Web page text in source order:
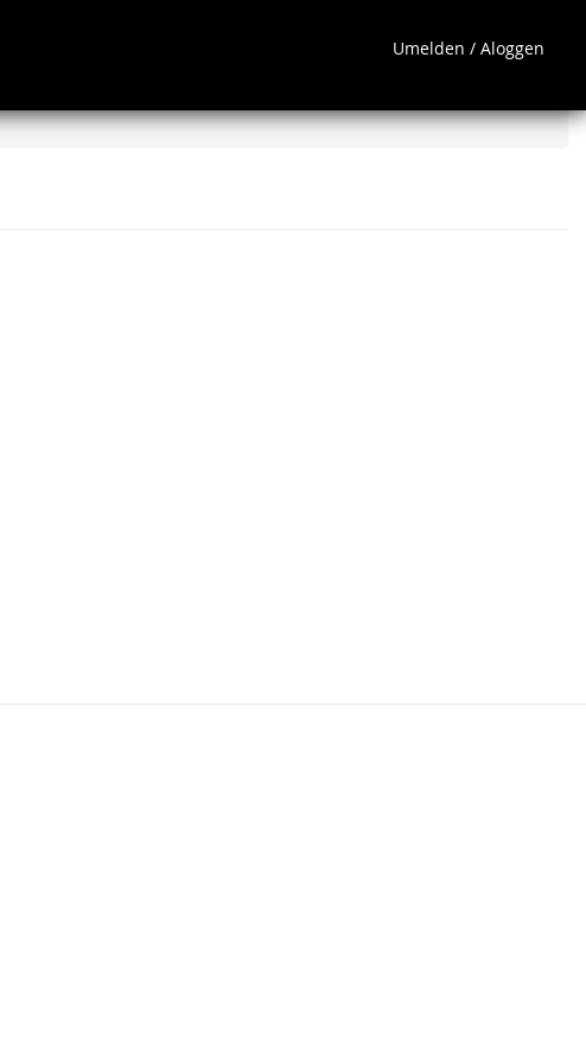
Umelden / Aloggen